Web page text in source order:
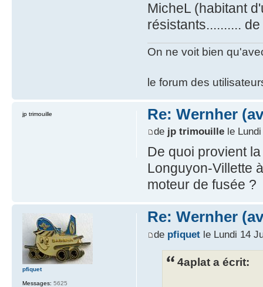
MicheL (habitant
résistants..........
On ne voit bien
le forum des
Re: Wernher
de jp trimouillele Lundi
De quoi provient
Longuyon-Villette
moteur de fusée ?
jp trimouille
Re: Wernher
de pfiquetle Lundi 14
4aplat a écrit:
pfiquet
Messages: 5625